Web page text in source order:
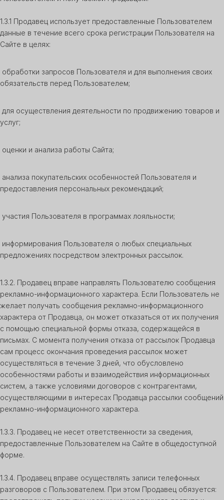
1.3.1 Продавец использует предоставленные Пользователем
данные в течение всего срока регистрации Пользователя на
Сайте в целях:
обработки запросов Пользователя и для выполнения своих
обязательств перед Пользователем;
для осуществления деятельности по продвижению товаров и
услуг;
оценки и анализа работы Сайта;
анализа покупательских особенностей Пользователя и
предоставления персональных рекомендаций;
участия Пользователя в программах лояльности;
информирования Пользователя о любых специальных
предложениях посредством электронных рассылок.
1.3.2. Продавец вправе направлять Пользователю сообщения
рекламно-информационного характера. Если Пользователь не
желает получать сообщения рекламно-информационного
характера от Продавца, он может отказаться от их получения
с помощью специальной формы отказа, содержащейся в
письмах. С момента получения отказа от рассылок Продавца
сам процесс окончания проведения рассылок может
осуществляться в течение 3 дней, что обусловлено
особенностями работы и взаимодействия информационных
систем, а также условиями договоров с контрагентами,
осуществляющими в интересах Продавца рассылки сообщений
рекламно-информационного характера.
1.3.3. Продавец не несет ответственности за сведения,
предоставленные Пользователем на Сайте в общедоступной
форме.
1.3.4. Продавец вправе осуществлять записи телефонных
разговоров с Пользователем. При этом Продавец обязуется: